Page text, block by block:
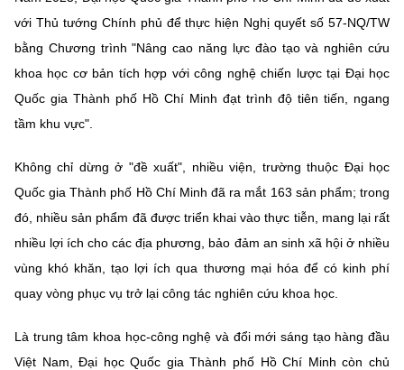
với Thủ tướng Chính phủ để thực hiện Nghị quyết số 57-NQ/TW
bằng Chương trình "Nâng cao năng lực đào tạo và nghiên cứu
khoa học cơ bản tích hợp với công nghệ chiến lược tại Đại học
Quốc gia Thành phố Hồ Chí Minh đạt trình độ tiên tiến, ngang
tầm khu vực".
Không chỉ dừng ở "đề xuất", nhiều viện, trường thuộc Đại học
Quốc gia Thành phố Hồ Chí Minh đã ra mắt 163 sản phẩm; trong
đó, nhiều sản phẩm đã được triển khai vào thực tiễn, mang lại rất
nhiều lợi ích cho các địa phương, bảo đảm an sinh xã hội ở nhiều
vùng khó khăn, tạo lợi ích qua thương mại hóa để có kinh phí
quay vòng phục vụ trở lại công tác nghiên cứu khoa học.
Là trung tâm khoa học-công nghệ và đổi mới sáng tạo hàng đầu
Việt Nam, Đại học Quốc gia Thành phố Hồ Chí Minh còn chủ